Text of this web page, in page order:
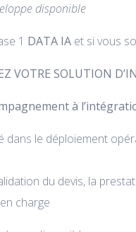
disponible
1 DATA IA et si vous
VOTRE SOLUTION
à
dans le déploiement
du devis, la
charge